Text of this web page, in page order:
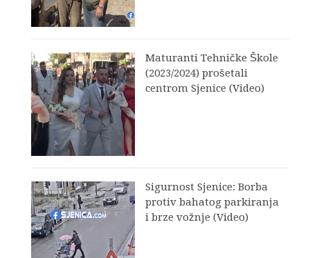
Maturanti Tehničke Škole
(2023/2024) prošetali
centrom Sjenice (Video)
Sigurnost Sjenice: Borba
protiv bahatog parkiranja
i brze vožnje (Video)